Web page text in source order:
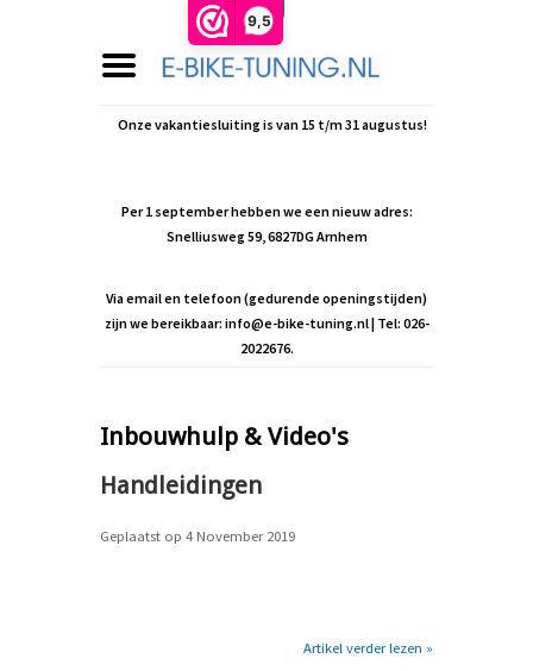
9,5
Onze vakantiesluiting is van 15 t/m 31 augustus!
Per 1 september hebben we een nieuw adres:
Snelliusweg 59, 6827DG Arnhem
Via email en telefoon (gedurende openingstijden)
zijn we bereikbaar: info@e-bike-tuning.nl| Tel: 026-
2022676.
Inbouwhulp & Video's
Handleidingen
Geplaatst op 4 November 2019
Artikel verder lezen »